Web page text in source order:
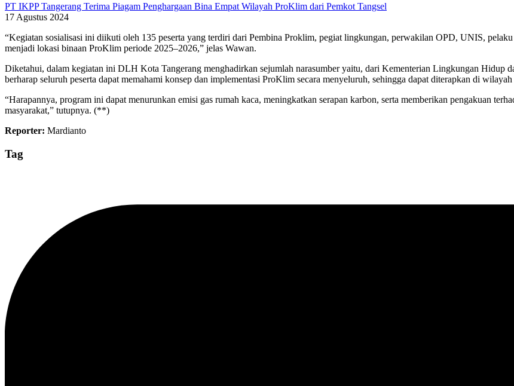
PT IKPP Tangerang Terima Piagam Penghargaan Bina Empat Wilayah ProKlim dari Pemkot Tangsel
17 Agustus 2024
“Kegiatan sosialisasi ini diikuti oleh 135 peserta yang terdiri dari Pembina Proklim, pegiat lingkungan, perwakilan OPD, UNIS,
menjadi lokasi binaan ProKlim periode 2025–2026,” jelas Wawan.
Diketahui, dalam kegiatan ini DLH Kota Tangerang menghadirkan sejumlah narasumber yaitu, dari Kementerian Lingkungan
berharap seluruh peserta dapat memahami konsep dan implementasi ProKlim secara menyeluruh, sehingga dapat diterapkan di
“Harapannya, program ini dapat menurunkan emisi gas rumah kaca, meningkatkan serapan karbon, serta memberikan pengakuan
masyarakat,” tutupnya. (**)
Reporter: Mardianto
Tag